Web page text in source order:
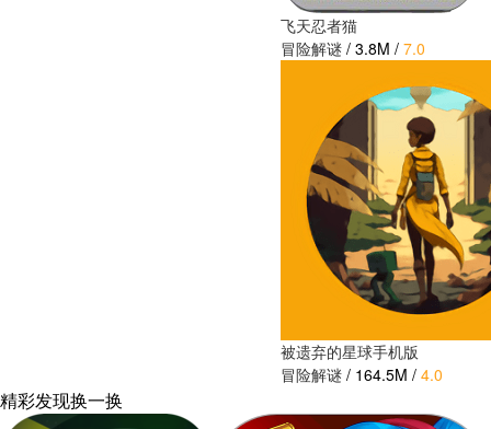
飞天忍者猫
冒险解谜 / 3.8M / 7.0
被遗弃的星球手机版
冒险解谜 / 164.5M / 4.0
精彩发现换一换